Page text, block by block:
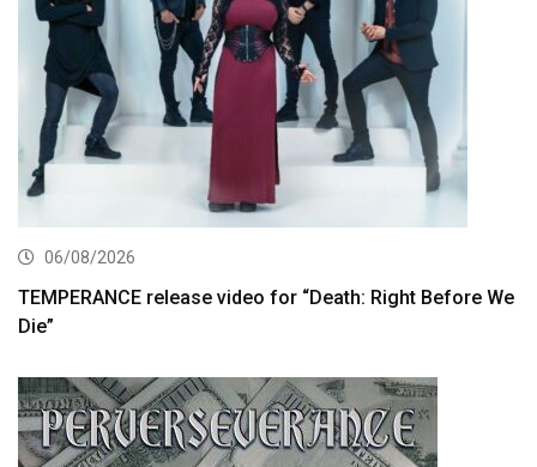
06/08/2026
TEMPERANCE release video for “Death: Right Before We
Die”